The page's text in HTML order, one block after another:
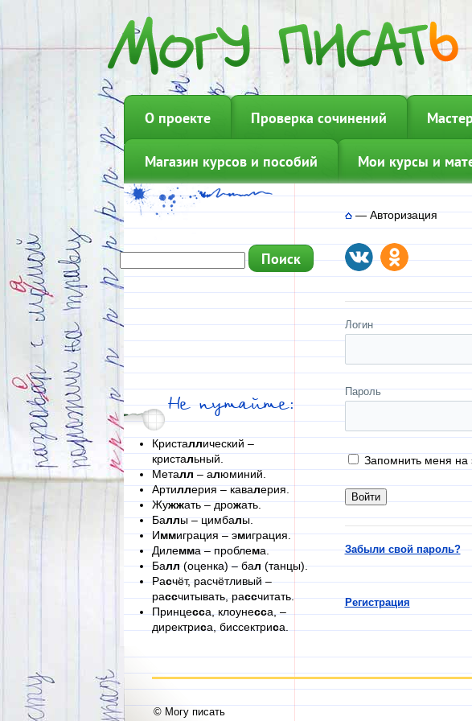
О проекте Проверка сочинений
Магазин курсов и пособий Мои курсы и
Не путайте:
Кристаллический –
кристальный.
Металл– алюминий.
Артиллерия – кавалерия.
Жужжать – дрожать.
Баллы – цимбалы.
Иммиграция – эмиграция.
Дилемма – проблема.
Балл(оценка) – бал(танцы).
Расчёт, расчётливый –
рассчитывать, рассчитать.
Принцесса, клоунесса, –
директриса, биссектриса.
—Авторизация
Логин
Пароль
Запомнить меня на
Забыли свой пароль?
Регистрация
© Могу писать